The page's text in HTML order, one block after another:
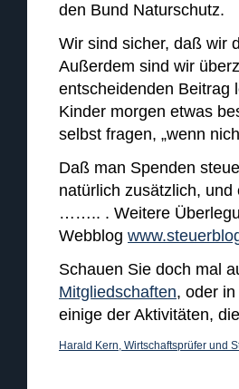
den Bund Naturschutz.
Wir sind sicher, daß wir
Außerdem sind wir
entscheidenden Beitrag
Kinder morgen etwas
selbst fragen, „wenn
Daß man Spenden
natürlich zusätzlich,
…….. . Weitere
Webblog
Schauen Sie doch mal
Mitgliedschaften, oder
einige der Aktivitäten,
Harald Kern, Wirtschaftsprüfer und